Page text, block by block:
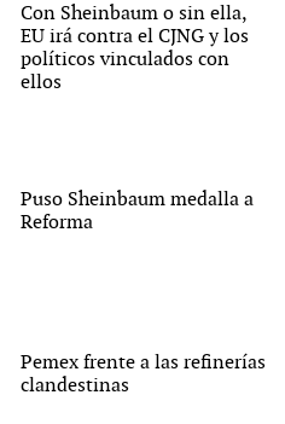
Con Sheinbaum o sin ella,
EU irá contra el CJNG y los
políticos vinculados con
ellos
Puso Sheinbaum medalla a
Reforma
Pemex frente a las refinerías
clandestinas